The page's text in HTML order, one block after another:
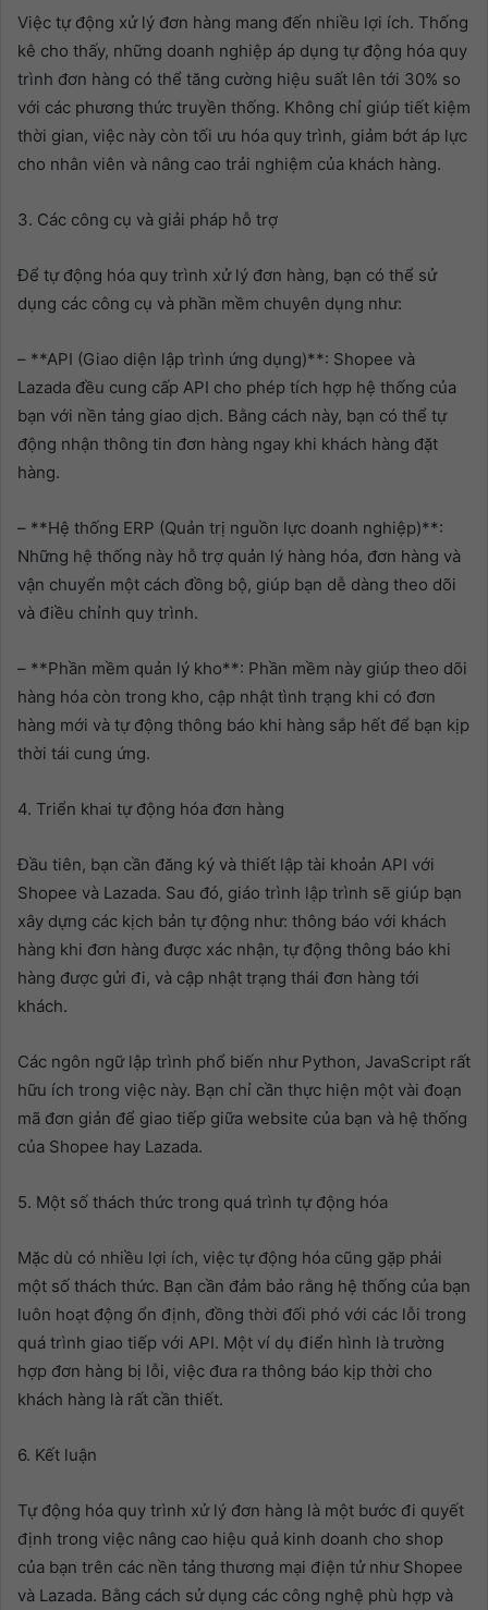
Việc tự động xử lý đơn hàng mang đến nhiều lợi ích. Thống
kê cho thấy, những doanh nghiệp áp dụng tự động hóa quy
trình đơn hàng có thể tăng cường hiệu suất lên tới 30% so
với các phương thức truyền thống. Không chỉ giúp tiết kiệm
thời gian, việc này còn tối ưu hóa quy trình, giảm bớt áp lực
cho nhân viên và nâng cao trải nghiệm của khách hàng.
3. Các công cụ và giải pháp hỗ trợ
Để tự động hóa quy trình xử lý đơn hàng, bạn có thể sử
dụng các công cụ và phần mềm chuyên dụng như:
– **API (Giao diện lập trình ứng dụng)**: Shopee và
Lazada đều cung cấp API cho phép tích hợp hệ thống của
bạn với nền tảng giao dịch. Bằng cách này, bạn có thể tự
động nhận thông tin đơn hàng ngay khi khách hàng đặt
hàng.
– **Hệ thống ERP (Quản trị nguồn lực doanh nghiệp)**:
Những hệ thống này hỗ trợ quản lý hàng hóa, đơn hàng và
vận chuyển một cách đồng bộ, giúp bạn dễ dàng theo dõi
và điều chỉnh quy trình.
– **Phần mềm quản lý kho**: Phần mềm này giúp theo dõi
hàng hóa còn trong kho, cập nhật tình trạng khi có đơn
hàng mới và tự động thông báo khi hàng sắp hết để bạn kịp
thời tái cung ứng.
4. Triển khai tự động hóa đơn hàng
Đầu tiên, bạn cần đăng ký và thiết lập tài khoản API với
Shopee và Lazada. Sau đó, giáo trình lập trình sẽ giúp bạn
xây dựng các kịch bản tự động như: thông báo với khách
hàng khi đơn hàng được xác nhận, tự động thông báo khi
hàng được gửi đi, và cập nhật trạng thái đơn hàng tới
khách.
Các ngôn ngữ lập trình phổ biến như Python, JavaScript rất
hữu ích trong việc này. Bạn chỉ cần thực hiện một vài đoạn
mã đơn giản để giao tiếp giữa website của bạn và hệ thống
của Shopee hay Lazada.
5. Một số thách thức trong quá trình tự động hóa
Mặc dù có nhiều lợi ích, việc tự động hóa cũng gặp phải
một số thách thức. Bạn cần đảm bảo rằng hệ thống của bạn
luôn hoạt động ổn định, đồng thời đối phó với các lỗi trong
quá trình giao tiếp với API. Một ví dụ điển hình là trường
hợp đơn hàng bị lỗi, việc đưa ra thông báo kịp thời cho
khách hàng là rất cần thiết.
6. Kết luận
Tự động hóa quy trình xử lý đơn hàng là một bước đi quyết
định trong việc nâng cao hiệu quả kinh doanh cho shop
của bạn trên các nền tảng thương mại điện tử như Shopee
và Lazada. Bằng cách sử dụng các công nghệ phù hợp và